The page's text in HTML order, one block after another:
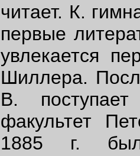
читает. К.
первые
увлекается
Шиллера.
В. поступает
факультет
1885 г.